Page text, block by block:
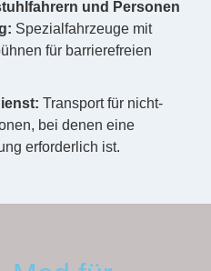
und Personen
Spezialfahrzeuge mit
für barrierefreien
Transport für nicht-
bei denen eine
erforderlich ist.